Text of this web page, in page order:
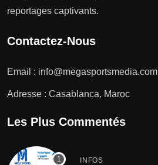
reportages captivants.
Contactez-Nous
Email : info@megasportsmedia.com
Adresse : Casablanca, Maroc
Les Plus Commentés
INFOS